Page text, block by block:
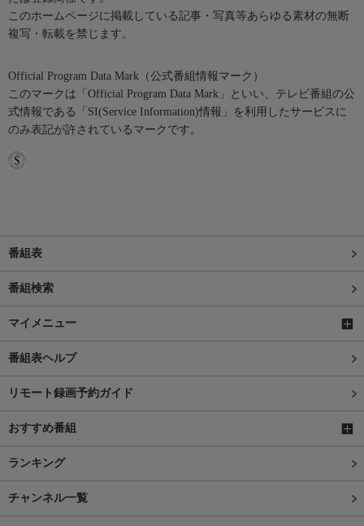
このホームページに掲載している記事・写真等あらゆる素材の無断
複写・転載を禁じます。
Official Program Data Mark（公式番組情報マーク）
このマークは「Official Program Data Mark」といい、テレビ番組の公
式情報である「SI(Service Information)情報」を利用したサービスに
のみ表記が許されているマークです。
番組表
番組検索
マイメニュー
番組表ヘルプ
リモート録画予約ガイド
おすすめ番組
ランキング
チャンネル一覧